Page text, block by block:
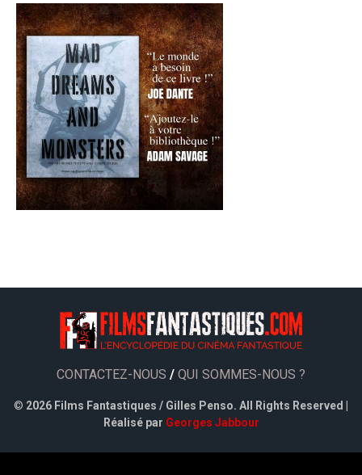
CONTACTEZ-NOUS / QUI SOMMES-NOUS ?
© 2026 Films Fantastiques / Gilles Penso. All Rights Reserved |
Réalisé par Georges Jabbour